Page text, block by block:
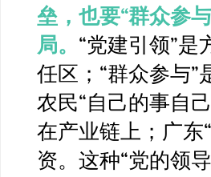
垒，也要“群众参
局。 “党建引领”
任区；“群众参与
农民“自己的事自
在产业链上；广东
资。这种“党的领